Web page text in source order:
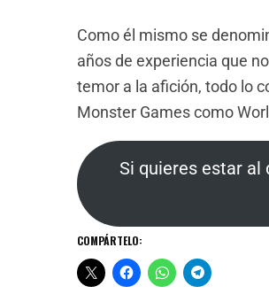
Como él mismo se
años de experiencia que
temor a la afición, todo lo
Monster Games como
Si quieres estar al
COMPÁRTELO: